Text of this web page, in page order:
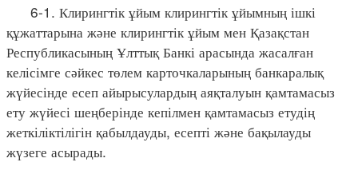
6-1. Клирингтік ұйым клирингтік ұйымның ішкі
құжаттарына және клирингтік ұйым мен Қазақстан
Республикасының Ұлттық Банкі арасында жасалған
келісімге сәйкес төлем карточкаларының банкаралық
жүйесінде есеп айырысулардың аяқталуын қамтамасыз
ету жүйесі шеңберінде кепілмен қамтамасыз етудің
жеткіліктілігін қабылдауды, есепті және бақылауды
жүзеге асырады.